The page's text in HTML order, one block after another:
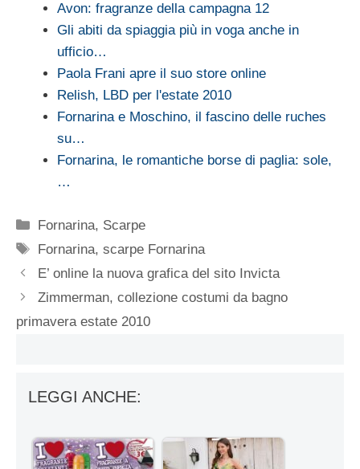
Avon: fragranze della campagna 12
Gli abiti da spiaggia più in voga anche in
ufficio…
Paola Frani apre il suo store online
Relish, LBD per l'estate 2010
Fornarina e Moschino, il fascino delle ruches
su…
Fornarina, le romantiche borse di paglia: sole,
…
Categorie
Fornarina, Scarpe
Tag
Fornarina,scarpe Fornarina
E’ online la nuova grafica del sito Invicta
Zimmerman, collezione costumi da bagno
primavera estate 2010
LEGGI ANCHE: